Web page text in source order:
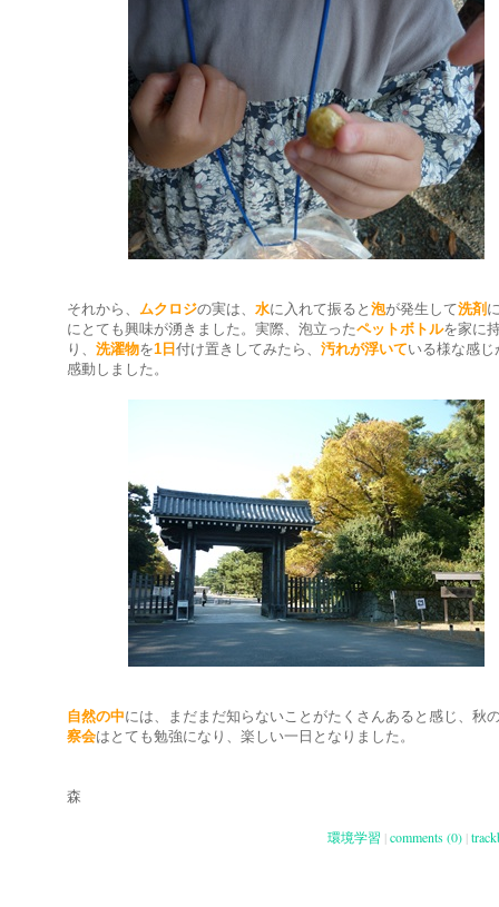
それから、 ムクロジの実は、 水に入れて振ると 泡が発生して洗剤
にとても興味が湧きました。実際、泡立ったペットボトルを家に
り、 洗濯物を1日 付け置きしてみたら、 汚れが浮いている様な感じ
感動しました。
自然の中には、まだまだ知らないことがたくさんあると感じ、秋
察会はとても勉強になり、楽しい一日となりました。
森
環境学習 |comments (0) |